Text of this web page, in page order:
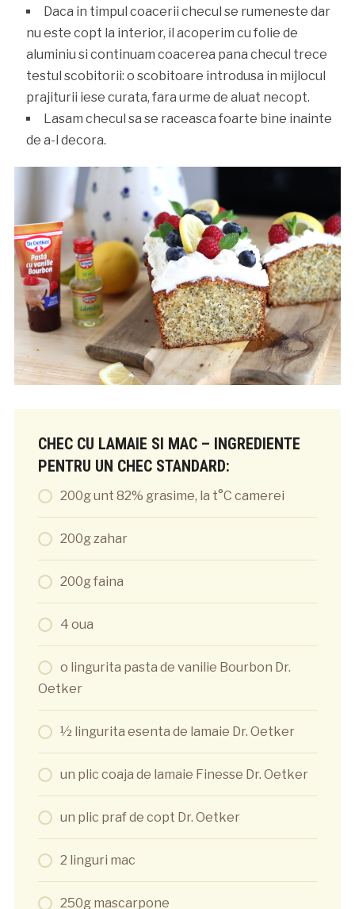
Daca in timpul coacerii checul se rumeneste dar
nu este copt la interior, il acoperim cu folie de
aluminiu si continuam coacerea pana checul trece
testul scobitorii: o scobitoare introdusa in mijlocul
prajiturii iese curata, fara urme de aluat necopt.
Lasam checul sa se raceasca foarte bine inainte
de a-l decora.
CHEC CU LAMAIE SI MAC – INGREDIENTE
PENTRU UN CHEC STANDARD:
200g unt 82% grasime, la t°C camerei
200g zahar
200g faina
4 oua
o lingurita pasta de vanilie Bourbon Dr.
Oetker
½ lingurita esenta de lamaie Dr. Oetker
un plic coaja de lamaie Finesse Dr. Oetker
un plic praf de copt Dr. Oetker
2 linguri mac
250g mascarpone